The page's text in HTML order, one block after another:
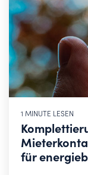
1 MINUTE LESEN
für